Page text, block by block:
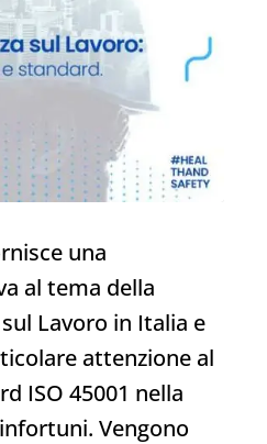
una
al tema della
Lavoro in Italia e
attenzione al
ISO 45001 nella
Vengono